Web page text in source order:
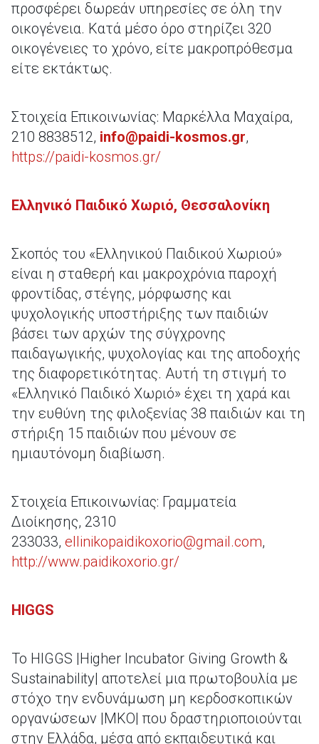
προσφέρει δωρεάν υπηρεσίες σε όλη την
οικογένεια. Κατά μέσο όρο στηρίζει 320
οικογένειες το χρόνο, είτε μακροπρόθεσμα
είτε εκτάκτως.
Στοιχεία Επικοινωνίας: Μαρκέλλα Μαχαίρα,
210 8838512, info@paidi-kosmos.gr,
https://paidi-kosmos.gr/
Ελληνικό Παιδικό Χωριό, Θεσσαλονίκη
Σκοπός του «Ελληνικού Παιδικού Χωριού»
είναι η σταθερή και μακροχρόνια παροχή
φροντίδας, στέγης, μόρφωσης και
ψυχολογικής υποστήριξης των παιδιών
βάσει των αρχών της σύγχρονης
παιδαγωγικής, ψυχολογίας και της αποδοχής
της διαφορετικότητας. Αυτή τη στιγμή το
«Ελληνικό Παιδικό Χωριό» έχει τη χαρά και
την ευθύνη της φιλοξενίας 38 παιδιών και τη
στήριξη 15 παιδιών που μένουν σε
ημιαυτόνομη διαβίωση.
Στοιχεία Επικοινωνίας: Γραμματεία
Διοίκησης, 2310
233033, ellinikopaidikoxorio@gmail.com,
http://www.paidikoxorio.gr/
HIGGS
Το HIGGS |Higher Incubator Giving Growth &
Sustainability| αποτελεί μια πρωτοβουλία με
στόχο την ενδυνάμωση μη κερδοσκοπικών
οργανώσεων |ΜΚΟ| που δραστηριοποιούνται
στην Ελλάδα, μέσα από εκπαιδευτικά και